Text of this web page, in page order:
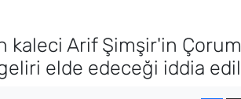
kaleci Arif Şimşir'in
elde edeceği iddia